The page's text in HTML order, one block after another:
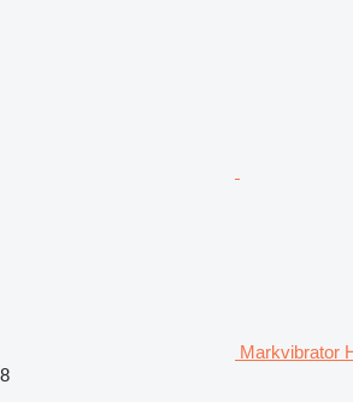
Markvibrator
8